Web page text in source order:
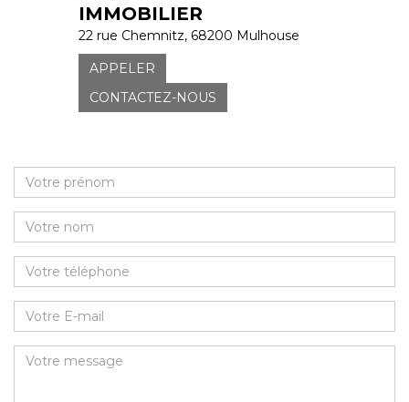
IMMOBILIER
22 rue Chemnitz, 68200 Mulhouse
APPELER
CONTACTEZ-NOUS